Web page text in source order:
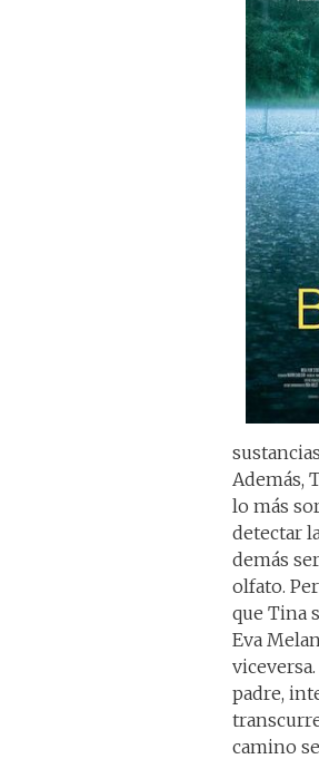
Además,
lo más
detectar
demás
olfato.
que Tina
Eva
padre,
camino